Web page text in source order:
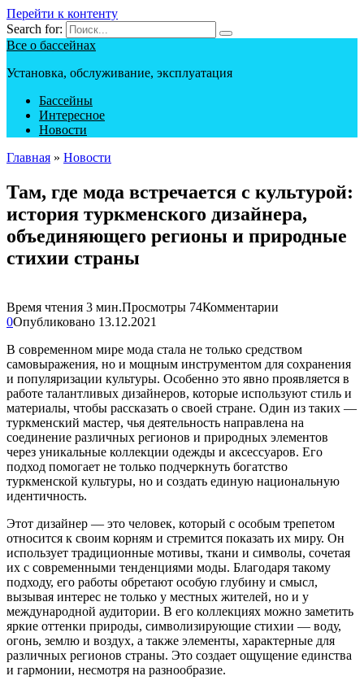
Перейти к контенту
Search for:
Все о бассейнах
Установка, обслуживание, эксплуатация
Бассейны
Интересное
Новости
Главная » Новости
Там, где мода встречается с культурой:
история туркменского дизайнера,
объединяющего регионы и природные
стихии страны
Время чтения 3 мин.Просмотры 74Комментарии
0Опубликовано 13.12.2021
В современном мире мода стала не только средством
самовыражения, но и мощным инструментом для сохранения
и популяризации культуры. Особенно это явно проявляется в
работе талантливых дизайнеров, которые используют стиль и
материалы, чтобы рассказать о своей стране. Один из таких —
туркменский мастер, чья деятельность направлена на
соединение различных регионов и природных элементов
через уникальные коллекции одежды и аксессуаров. Его
подход помогает не только подчеркнуть богатство
туркменской культуры, но и создать единую национальную
идентичность.
Этот дизайнер — это человек, который с особым трепетом
относится к своим корням и стремится показать их миру. Он
использует традиционные мотивы, ткани и символы, сочетая
их с современными тенденциями моды. Благодаря такому
подходу, его работы обретают особую глубину и смысл,
вызывая интерес не только у местных жителей, но и у
международной аудитории. В его коллекциях можно заметить
яркие оттенки природы, символизирующие стихии — воду,
огонь, землю и воздух, а также элементы, характерные для
различных регионов страны. Это создает ощущение единства
и гармонии, несмотря на разнообразие.